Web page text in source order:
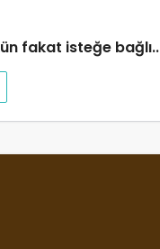
fakat isteğe bağlı..